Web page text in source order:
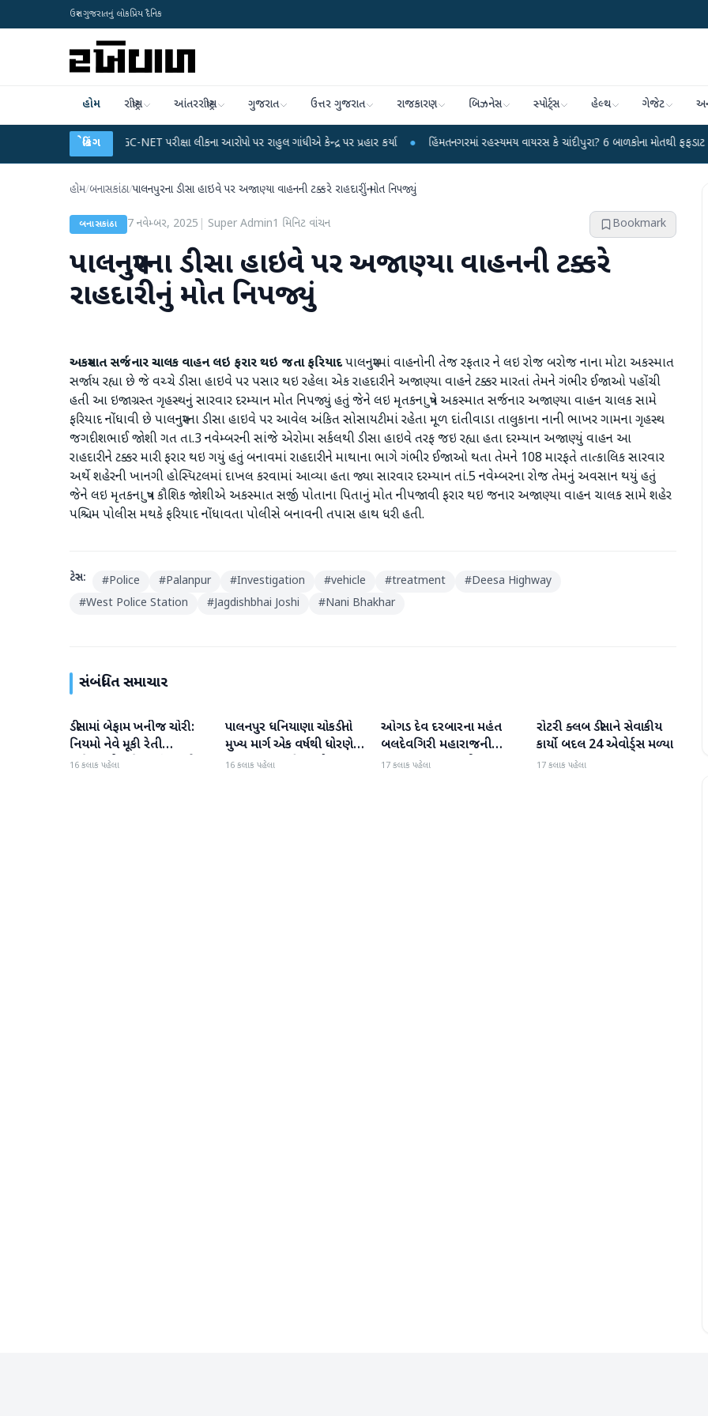
ઉત્તર ગુજરાતનું લોકપ્રિય દૈનિક
હોમ રાષ્ટ્રીય આંતરરાષ્ટ્રીય ગુજરાત ઉત્તર ગુજરાત રાજકારણ બિઝનેસ સ્પોર્ટ્સ હેલ્થ ગેજેટ
બ્રેકિંગ
UGC-NET પરીક્ષા લીકના આરોપો પર રાહુલ ગાંધીએ કેન્દ્ર પર પ્રહાર કર્યા ● હિંમતનગરમાં રહસ્યમય વાયરસ કે ચાંદીપુરા? 6 બાળકોના મોતથી ફફડાટ ● હવામાન
હોમ/બનાસકાંઠા/પાલનપુરના ડીસા હાઇવે પર અજાણ્યા વાહનની ટક્કરે રાહદારીનું મોત નિપજ્યું
બનાસકાંઠા 7 નવેમ્બર, 2025 Super Admin1 મિનિટ વાંચન Bookmark
પાલનપુરના ડીસા હાઇવે પર અજાણ્યા વાહનની ટક્કરે
રાહદારીનું મોત નિપજ્યું
અકસ્માત સર્જનાર ચાલક વાહન લઇ ફરાર થઇ જતા ફરિયાદપાલનપુરમાં વાહનોની તેજ રફતાર ને લઇ રોજ બરોજ નાના મોટા અકસ્માત
સર્જાય રહ્યા છે જે વચ્ચે ડીસા હાઇવે પર પસાર થઇ રહેલા એક રાહદારીને અજાણ્યા વાહને ટક્કર મારતાં તેમને ગંભીર ઈજાઓ પહોંચી
હતી આ ઇજાગ્રસ્ત ગૃહસ્થનું સારવાર દરમ્યાન મોત નિપજ્યું હતું જેને લઇ મૃતકના પુત્રે અકસ્માત સર્જનાર અજાણ્યા વાહન ચાલક સામે
ફરિયાદ નોંધાવી છે પાલનપુરના ડીસા હાઇવે પર આવેલ અંકિત સોસાયટીમાં રહેતા મૂળ દાંતીવાડા તાલુકાના નાની ભાખર ગામના ગૃહસ્થ
જગદીશભાઈ જોશી ગત તા.3 નવેમ્બરની સાંજે એરોમા સર્કલથી ડીસા હાઇવે તરફ જઇ રહ્યા હતા દરમ્યાન અજાણ્યું વાહન આ
રાહદારીને ટક્કર મારી ફરાર થઇ ગયું હતું બનાવમાં રાહદારીને માથાના ભાગે ગંભીર ઈજાઓ થતા તેમને 108 મારફતે તાત્કાલિક સારવાર
અર્થે શહેરની ખાનગી હોસ્પિટલમાં દાખલ કરવામાં આવ્યા હતા જ્યા સારવાર દરમ્યાન તાં.5 નવેમ્બરના રોજ તેમનું અવસાન થયું હતું
જેને લઇ મૃતકના પુત્ર કૌશિક જોશીએ અકસ્માત સર્જી પોતાના પિતાનું મોત નીપજાવી ફરાર થઇ જનાર અજાણ્યા વાહન ચાલક સામે શહેર
પશ્ચિમ પોલીસ મથકે ફરિયાદ નોંધાવતા પોલીસે બનાવની તપાસ હાથ ધરી હતી.
ટેગ્સ: #Police #Palanpur #Investigation #vehicle #treatment #Deesa Highway
#West Police Station #Jagdishbhai Joshi #Nani Bhakhar
સંબંધિત સમાચાર
બનાસકાંઠા
ડીસામાં બેફામ ખનીજ ચોરી:
નિયમો નેવે મૂકી રેતી
માફિયાઓ સક્રિય, તંત્ર સામે
16 કલાક પહેલા
બનાસકાંઠા
પાલનપુર ધનિયાણા ચોકડીનો
મુખ્ય માર્ગ એક વર્ષથી ધોરણે:
ગટરલાઇન પછી રસ્તો ન
16 કલાક પહેલા
બનાસકાંઠા
ઓગડ દેવ દરબારના મહંત
બલદેવગિરી મહારાજની
અટકાયત બાદ જામીન પર
17 કલાક પહેલા
બનાસકાંઠા
રોટરી ક્લબ ડીસાને સેવાકીય
કાર્યો બદલ 24 એવોર્ડ્સ મળ્યા
17 કલાક પહેલા